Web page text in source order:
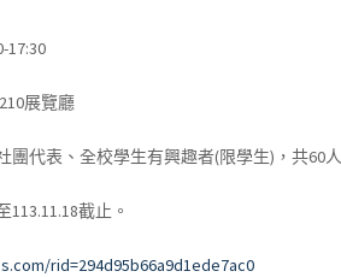
17:30
展覽廳
團代表、全校學生有興趣者(限學生)，共60人
113.11.18截止 。
rid=294d95b66a9d1ede7ac0